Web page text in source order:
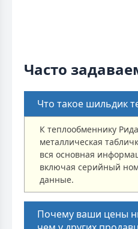
Часто
Что такое шильдик
К теплообменнику
металлическая
вся основная
включая серийный
данные.
Почему ваши цены